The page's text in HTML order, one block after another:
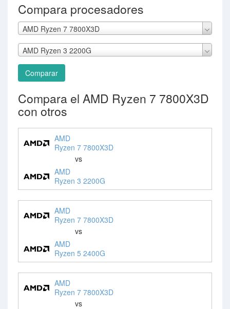
Compara procesadores
AMD Ryzen 7 7800X3D
AMD Ryzen 3 2200G
Comparar
Compara el AMD Ryzen 7 7800X3D
con otros
AMD
Ryzen 7 7800X3D
vs
AMD
Ryzen 3 2200G
AMD
Ryzen 7 7800X3D
vs
AMD
Ryzen 5 2400G
AMD
Ryzen 7 7800X3D
vs